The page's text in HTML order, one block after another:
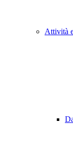
Attività